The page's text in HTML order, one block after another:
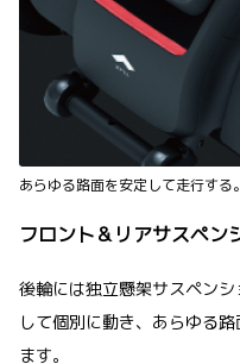
あらゆる路面を安定して走行する。
フロント＆リアサスペン
後輪には独立懸架サスペン
して個別に動き、あらゆる
ます。